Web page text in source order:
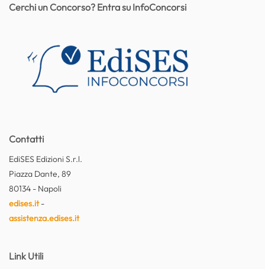
Contatti
EdiSES Edizioni S.r.l.
Piazza Dante, 89
80134 - Napoli
edises.it-
assistenza.edises.it
Link Utili
Cerchi un Concorso? Entra su InfoConcorsi